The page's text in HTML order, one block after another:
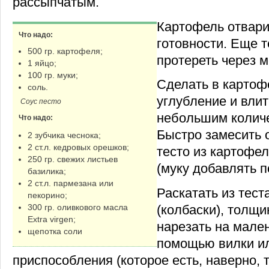
Что надо:
500 гр. картофеля;
1 яйцо;
100 гр. муки;
соль.
Соус песто
Что надо:
2 зубчика чеснока;
2 ст.л. кедровых орешков;
250 гр. свежих листьев
базилика;
2 ст.л. пармезана или
пекорино;
300 гр. оливкового масла
Extra virgen;
щепотка соли
Картофель
готовности. Еще
протереть через
Сделать в
углубление и
небольшим
Быстро замесить
тесто из
(муку добавлять
Раскатать из
(колбаски),
нарезать на
помощью вилки
приспособления (которое есть, наверно,